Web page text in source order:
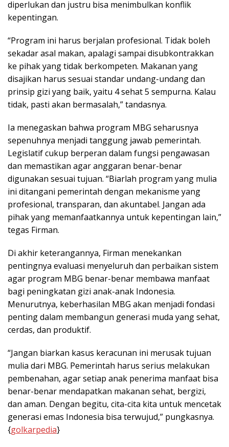
diperlukan dan justru bisa menimbulkan konflik
kepentingan.
“Program ini harus berjalan profesional. Tidak boleh
sekadar asal makan, apalagi sampai disubkontrakkan
ke pihak yang tidak berkompeten. Makanan yang
disajikan harus sesuai standar undang-undang dan
prinsip gizi yang baik, yaitu 4 sehat 5 sempurna. Kalau
tidak, pasti akan bermasalah,” tandasnya.
Ia menegaskan bahwa program MBG seharusnya
sepenuhnya menjadi tanggung jawab pemerintah.
Legislatif cukup berperan dalam fungsi pengawasan
dan memastikan agar anggaran benar-benar
digunakan sesuai tujuan. “Biarlah program yang mulia
ini ditangani pemerintah dengan mekanisme yang
profesional, transparan, dan akuntabel. Jangan ada
pihak yang memanfaatkannya untuk kepentingan lain,”
tegas Firman.
Di akhir keterangannya, Firman menekankan
pentingnya evaluasi menyeluruh dan perbaikan sistem
agar program MBG benar-benar membawa manfaat
bagi peningkatan gizi anak-anak Indonesia.
Menurutnya, keberhasilan MBG akan menjadi fondasi
penting dalam membangun generasi muda yang sehat,
cerdas, dan produktif.
“Jangan biarkan kasus keracunan ini merusak tujuan
mulia dari MBG. Pemerintah harus serius melakukan
pembenahan, agar setiap anak penerima manfaat bisa
benar-benar mendapatkan makanan sehat, bergizi,
dan aman. Dengan begitu, cita-cita kita untuk mencetak
generasi emas Indonesia bisa terwujud,” pungkasnya.
{golkarpedia}